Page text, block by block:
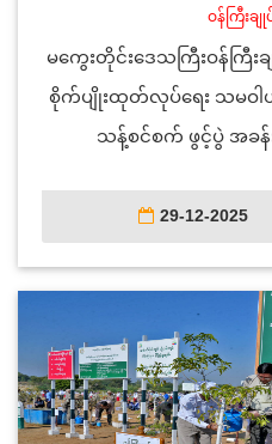
ဝန်ကြီးချု
မကွေးတိုင်းဒေသကြီးဝန်ကြီ
စိုက်ပျိုးထုတ်လုပ်ရေး သမဝ
သန့်စင်စက် ဖွင့်ပွဲ အခ
29-12-2025